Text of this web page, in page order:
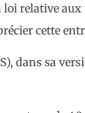
relative aux
cette
dans sa